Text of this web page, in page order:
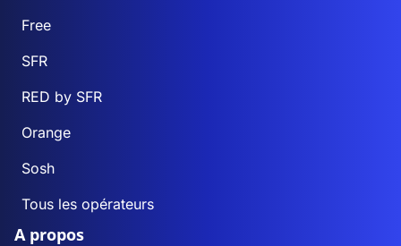
Free
SFR
RED by SFR
Orange
Sosh
Tous les opérateurs
A propos